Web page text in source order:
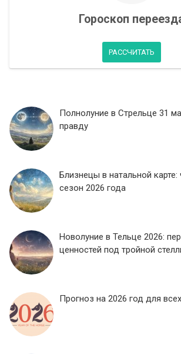
Гороскоп
РАССЧИТАТЬ
Полнолуние в Стрельце 31
правду
Близнецы в натальной
сезон 2026 года
Новолуние в Тельце 2026:
ценностей под тройной
Прогноз на 2026 год для